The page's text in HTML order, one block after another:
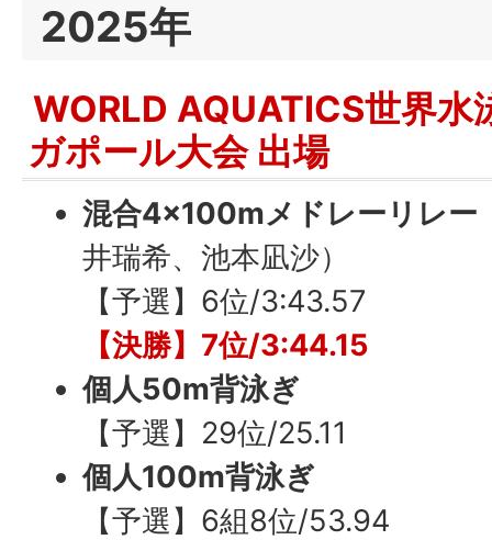
2025年
WORLD AQUATICS世界
ガポール大会 出場
混合4×100mメドレーリレー
井瑞希、池本凪沙）
【予選】6位/3:43.57
【決勝】7位/3:44.15
個人50m背泳ぎ
【予選】29位/25.11
個人100m背泳ぎ
【予選】6組8位/53.94